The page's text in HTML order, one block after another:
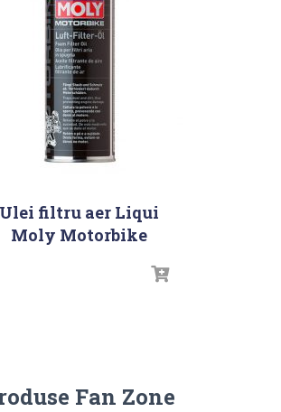
Ulei filtru aer Liqui
Moly Motorbike
Fan Zone